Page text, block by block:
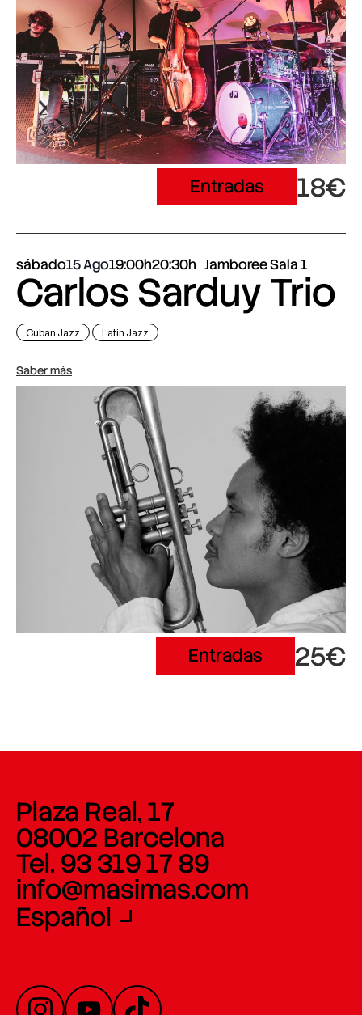
Entradas 18€
sábado15 Ago19:00h20:30h Jamboree Sala 1
Carlos Sarduy Trio
Cuban Jazz Latin Jazz
Saber más
Entradas 25€
Plaza Real, 17
08002 Barcelona
Tel. 93 319 17 89
info@masimas.com
Español